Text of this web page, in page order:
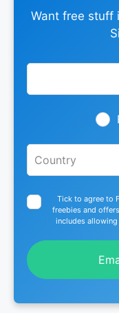
Want free stuff
Leave
Tick to agree to
freebies and
includes